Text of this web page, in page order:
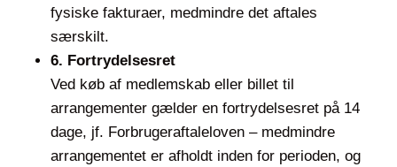
fysiske fakturaer, medmindre det aftales
særskilt.
6. Fortrydelsesret
Ved køb af medlemskab eller billet til
arrangementer gælder en fortrydelsesret på 14
dage, jf. Forbrugeraftaleloven – medmindre
arrangementet er afholdt inden for perioden, og